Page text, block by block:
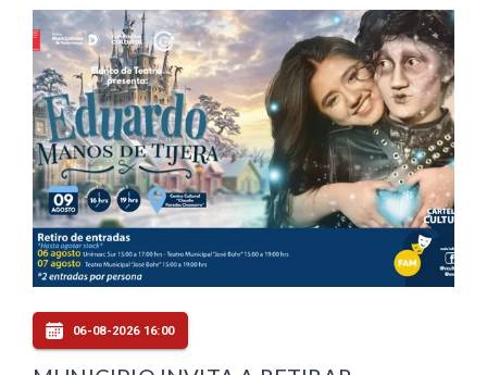
06-08-2026 16:00